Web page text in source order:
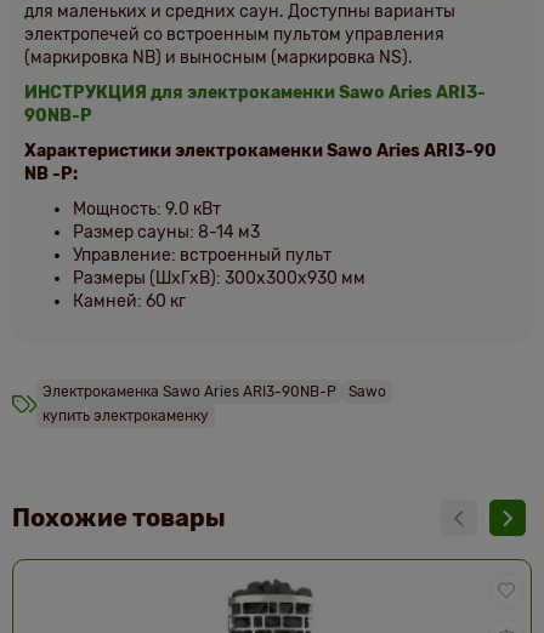
для маленьких и средних саун. Доступны варианты
электропечей со встроенным пультом управления
(маркировка NB) и выносным (маркировка NS).
ИНСТРУКЦИЯ для электрокаменки Sawo Aries ARI3-
90NB-P
Характеристики электрокаменки Sawo Aries ARI3-90
NB-P:
Мощность: 9.0 кВт
Размер сауны: 8-14 м3
Управление: встроенный пульт
Размеры (ШхГхВ): 300х300х930 мм
Камней: 60 кг
Электрокаменка Sawo Aries ARI3-90NB-P
Sawo
купить электрокаменку
Похожие товары